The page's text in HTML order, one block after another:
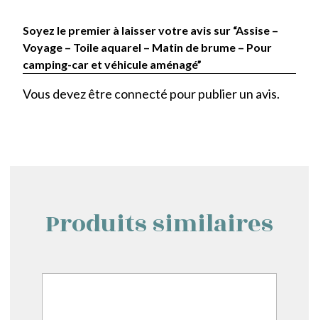
Soyez le premier à laisser votre avis sur “Assise –
Voyage – Toile aquarel – Matin de brume – Pour
camping-car et véhicule aménagé”
Vous devez être connecté pour publier un avis.
Produits similaires